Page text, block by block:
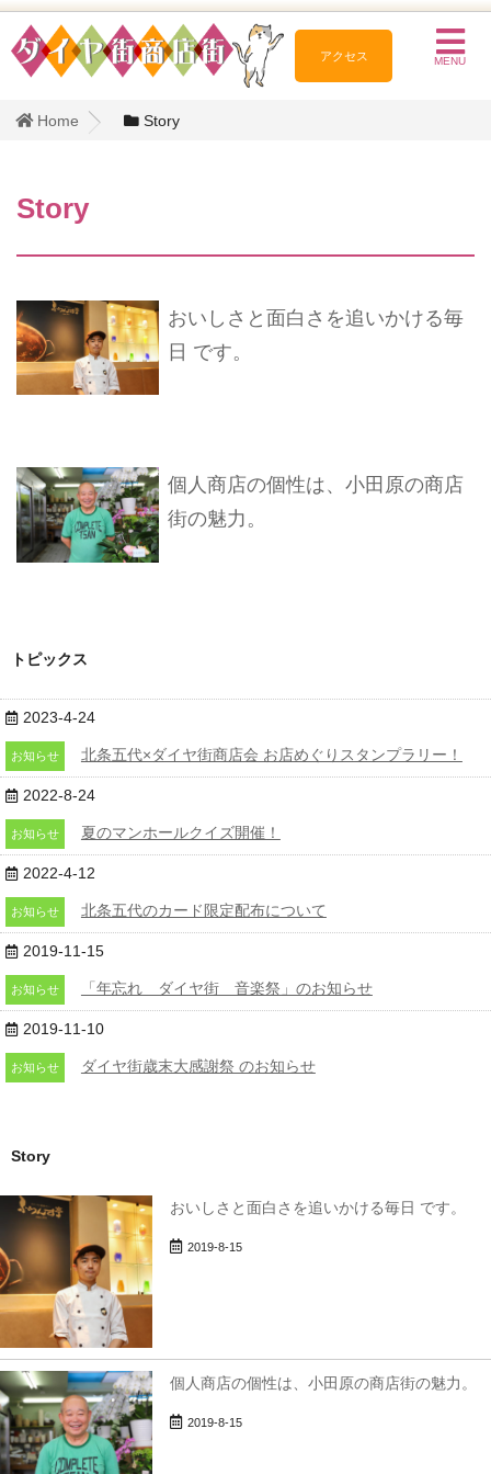
アクセス MENU
Home Story
Story
おいしさと面白さを追いかける毎
日 です。
個人商店の個性は、小田原の商店
街の魅力。
トピックス
2023-4-24
お知らせ 北条五代×ダイヤ街商店会 お店めぐりスタンプラリー！
2022-8-24
お知らせ 夏のマンホールクイズ開催！
2022-4-12
お知らせ 北条五代のカード限定配布について
2019-11-15
お知らせ 「年忘れ ダイヤ街 音楽祭」のお知らせ
2019-11-10
お知らせ ダイヤ街歳末大感謝祭 のお知らせ
Story
おいしさと面白さを追いかける毎日 です。
2019-8-15
個人商店の個性は、小田原の商店街の魅力。
2019-8-15